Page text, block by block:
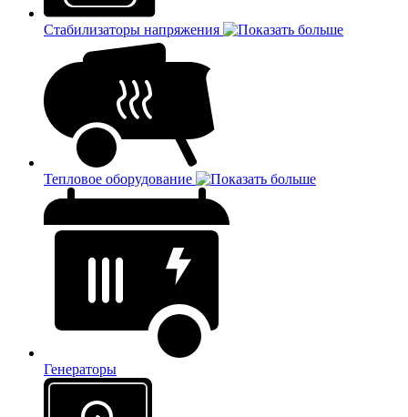
Стабилизаторы напряжения
Тепловое оборудование
Генераторы